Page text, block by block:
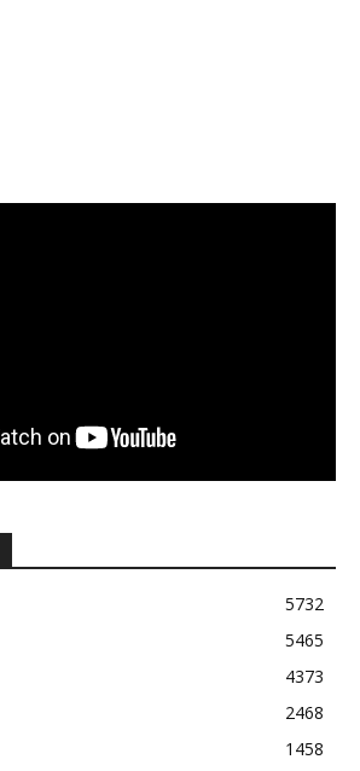
5732
5465
4373
2468
1458